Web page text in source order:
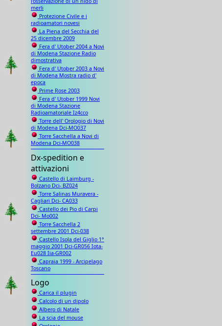
merli
Protezione Civile e i
radioamatori novesi
La Piena del Secchia del
25 dicembre 2009
Fera d' Utober 2004 a Novi
di Modena Stazione Radio
dimostrativa
Fera d' Utober 2003 a Novi
di Modena Mostra radio d'
epoca
Prime Rose 2003
Fera d' Utober 1999 Novi
di Modena Stazione
Radioamatoriale Iz4cco
Torre dell' Orologio di Novi
di Modena Dci-MO037
Torre Sacchella a Novi di
Modena Dci-MO038
Dx-spedition e
attivazioni
Castello di Laimburg -
Bolzano Dci- BZ024
Torre Salinas Muravera -
Cagliari Dci- CA033
Castello dei Pio di Carpi
Dci- Mo002
Torre Sacchella 2
settembre 2001 Dci-038
Castello Isola del Giglio 1°
maggio 2001 Dci-GR056 Iota-
Eu028 Iia-GR002
Capraia 1999 - Arcipelago
Toscano
Logo
Carica il plugin
Calcolo di un dipolo
Albero di Natale
La scia del mouse